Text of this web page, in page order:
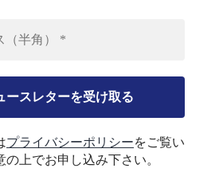
プライバシーポリシーをご覧い
の上でお申し込み下さい。